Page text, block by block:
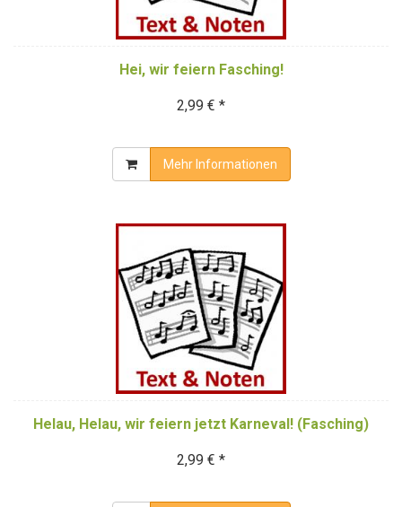
Hei, wir feiern Fasching!
2,99 € *
Mehr Informationen
Helau, Helau, wir feiern jetzt Karneval! (Fasching)
2,99 € *